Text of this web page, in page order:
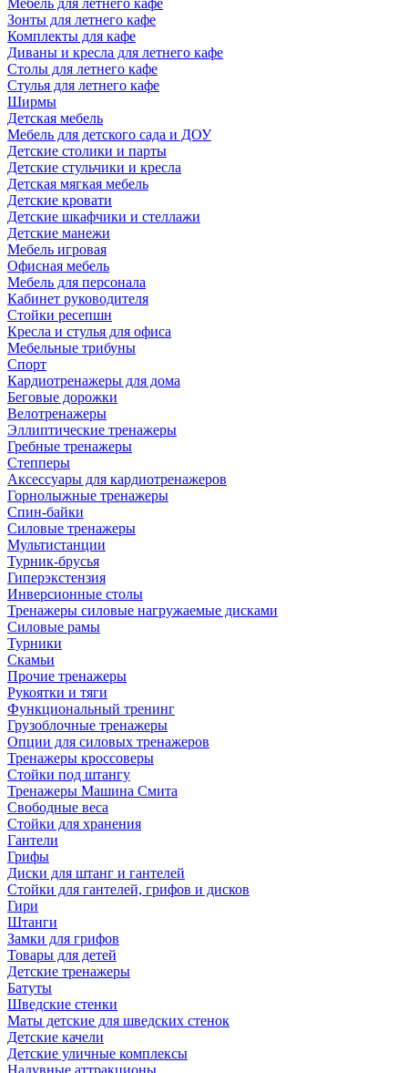
Мебель для летнего кафе
Зонты для летнего кафе
Комплекты для кафе
Диваны и кресла для летнего кафе
Столы для летнего кафе
Стулья для летнего кафе
Ширмы
Детская мебель
Мебель для детского сада и ДОУ
Детские столики и парты
Детские стульчики и кресла
Детская мягкая мебель
Детские кровати
Детские шкафчики и стеллажи
Детские манежи
Мебель игровая
Офисная мебель
Мебель для персонала
Кабинет руководителя
Стойки ресепшн
Кресла и стулья для офиса
Мебельные трибуны
Спорт
Кардиотренажеры для дома
Беговые дорожки
Велотренажеры
Эллиптические тренажеры
Гребные тренажеры
Степперы
Аксессуары для кардиотренажеров
Горнолыжные тренажеры
Спин-байки
Силовые тренажеры
Мультистанции
Турник-брусья
Гиперэкстензия
Инверсионные столы
Тренажеры силовые нагружаемые дисками
Силовые рамы
Турники
Скамьи
Прочие тренажеры
Рукоятки и тяги
Функциональный тренинг
Грузоблочные тренажеры
Опции для силовых тренажеров
Тренажеры кроссоверы
Стойки под штангу
Тренажеры Машина Смита
Свободные веса
Стойки для хранения
Гантели
Грифы
Диски для штанг и гантелей
Стойки для гантелей, грифов и дисков
Гири
Штанги
Замки для грифов
Товары для детей
Детские тренажеры
Батуты
Шведские стенки
Маты детские для шведских стенок
Детские качели
Детские уличные комплексы
Надувные аттракционы